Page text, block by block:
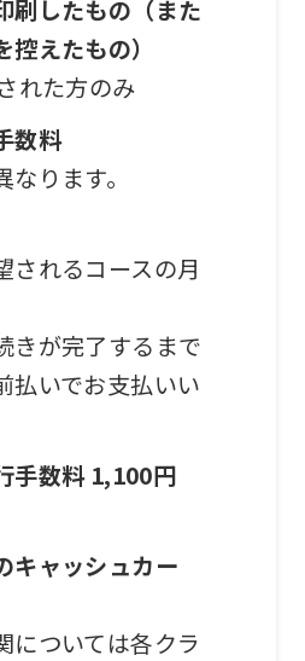
刷したもの（また
えたもの）
れた方のみ
数料
ります。
されるコースの月
きが完了するまで
払いでお支払いい
手数料 1,100円
キャッシュカー
ついては各クラ
use
an
automatic
translation
service,
version
of
this
website
be
mechanically,
it